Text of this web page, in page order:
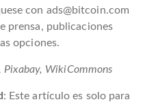
con ads@bitcoin.com
prensa, publicaciones
opciones.
Pixabay, WikiCommons
: Este artículo es solo para